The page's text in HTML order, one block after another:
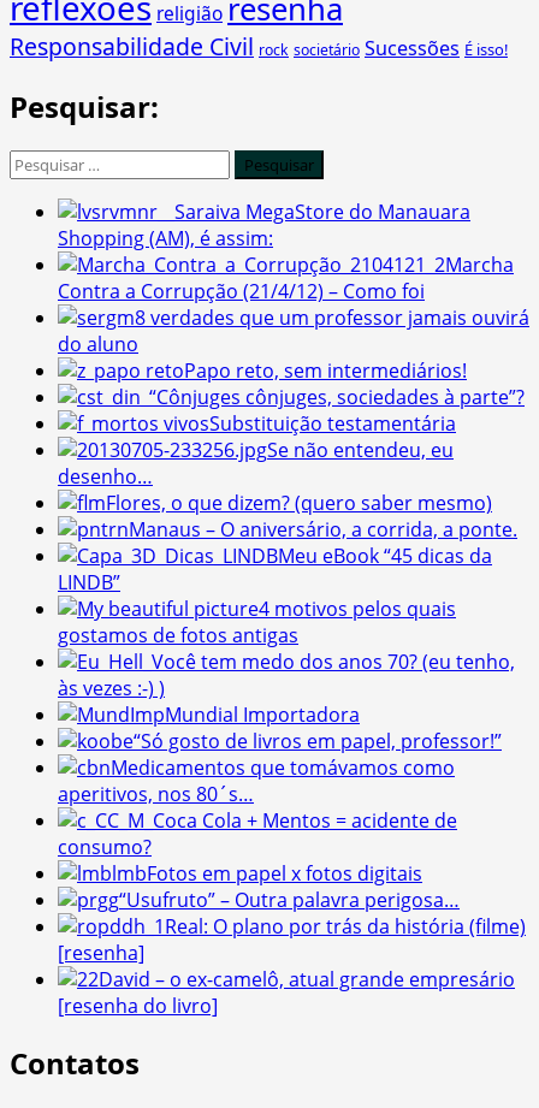
religião resenha
Responsabilidade Civil rock societário Sucessões É isso!
Pesquisar:
Pesquisar
Saraiva MegaStore do Manauara
Shopping (AM), é assim:
Marcha
Contra a Corrupção (21/4/12) – Como foi
8 verdades que um professor jamais ouvirá
do aluno
Papo reto, sem intermediários!
“Cônjuges cônjuges, sociedades à parte”?
Substituição testamentária
Se não entendeu, eu
desenho…
Flores, o que dizem? (quero saber mesmo)
Manaus – O aniversário, a corrida, a ponte.
Meu eBook “45 dicas da
LINDB”
4 motivos pelos quais
gostamos de fotos antigas
Você tem medo dos anos 70? (eu tenho,
às vezes :-) )
Mundial Importadora
“Só gosto de livros em papel, professor!”
Medicamentos que tomávamos como
aperitivos, nos 80´s…
Coca Cola + Mentos = acidente de
consumo?
Fotos em papel x fotos digitais
“Usufruto” – Outra palavra perigosa…
Real: O plano por trás da história (filme)
[resenha]
David – o ex-camelô, atual grande empresário
[resenha do livro]
Contatos